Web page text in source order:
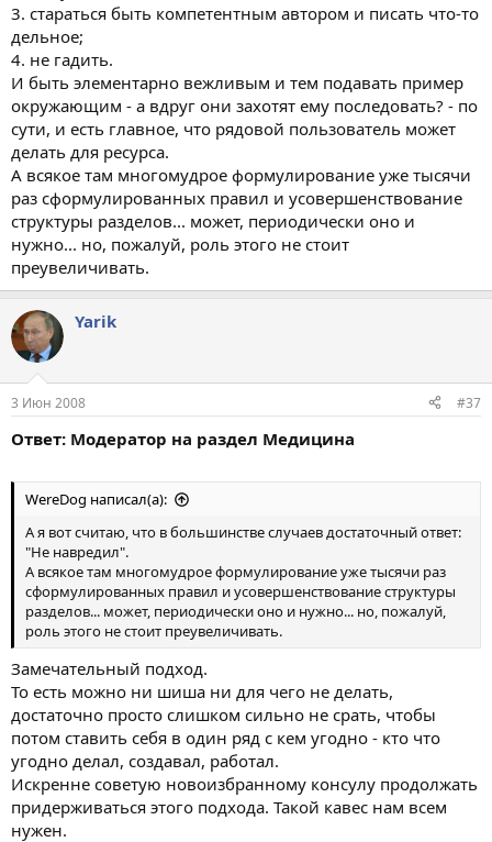
3. стараться быть компетентным автором и писать что-то
дельное;
4. не гадить.
И быть элементарно вежливым и тем подавать пример
окружающим - а вдруг они захотят ему последовать? - по
сути, и есть главное, что рядовой пользователь может
делать для ресурса.
А всякое там многомудрое формулирование уже тысячи
раз сформулированных правил и усовершенствование
структуры разделов... может, периодически оно и
нужно... но, пожалуй, роль этого не стоит
преувеличивать.
Yarik
3 Июн 2008 #37
Ответ: Модератор на раздел Медицина
WereDog написал(а):
А я вот считаю, что в большинстве случаев достаточный ответ:
"Не навредил".
А всякое там многомудрое формулирование уже тысячи раз
сформулированных правил и усовершенствование структуры
разделов... может, периодически оно и нужно... но, пожалуй,
роль этого не стоит преувеличивать.
Замечательный подход.
То есть можно ни шиша ни для чего не делать,
достаточно просто слишком сильно не срать, чтобы
потом ставить себя в один ряд с кем угодно - кто что
угодно делал, создавал, работал.
Искренне советую новоизбранному консулу продолжать
придерживаться этого подхода. Такой кавес нам всем
нужен.